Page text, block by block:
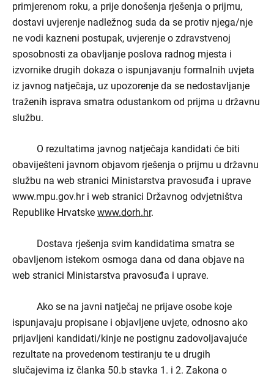
primjerenom roku, a prije donošenja rješenja o prijmu,
dostavi uvjerenje nadležnog suda da se protiv njega/nje
ne vodi kazneni postupak, uvjerenje o zdravstvenoj
sposobnosti za obavljanje poslova radnog mjesta i
izvornike drugih dokaza o ispunjavanju formalnih uvjeta
iz javnog natječaja, uz upozorenje da se nedostavljanje
traženih isprava smatra odustankom od prijma u državnu
službu.
O rezultatima javnog natječaja kandidati će biti
obaviješteni javnom objavom rješenja o prijmu u državnu
službu na web stranici Ministarstva pravosuđa i uprave
www.mpu.gov.hr i web stranici Državnog odvjetništva
Republike Hrvatske www.dorh.hr.
Dostava rješenja svim kandidatima smatra se
obavljenom istekom osmoga dana od dana objave na
web stranici Ministarstva pravosuđa i uprave.
Ako se na javni natječaj ne prijave osobe koje
ispunjavaju propisane i objavljene uvjete, odnosno ako
prijavljeni kandidati/kinje ne postignu zadovoljavajuće
rezultate na provedenom testiranju te u drugih
slučajevima iz članka 50.b stavka 1. i 2. Zakona o